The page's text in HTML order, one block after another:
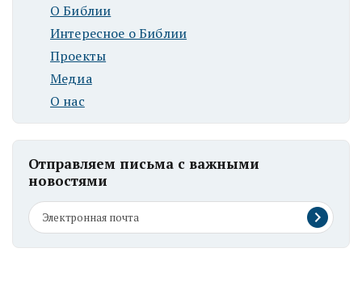
О Библии
Интересное о Библии
Проекты
Медиа
О нас
Отправляем письма с важными
новостями